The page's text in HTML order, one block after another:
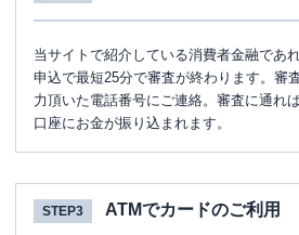
当サイトで紹介している消費者金融であ
申込で最短25分で審査が終わります。審
力頂いた電話番号にご連絡。審査に通れ
口座にお金が振り込まれます。
STEP3 ATMでカードのご利用